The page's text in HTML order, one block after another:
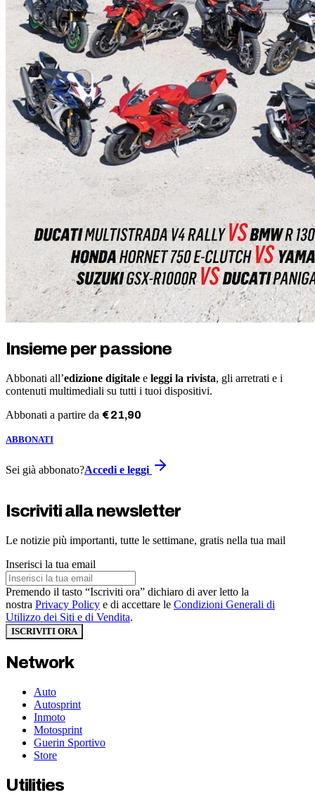
Insieme per passione
Abbonati all’edizione digitale e leggi la rivista, gli arretrati e i
contenuti multimediali su tutti i tuoi dispositivi.
Abbonati a partire da €21,90
ABBONATI
Sei già abbonato?Accedi e leggi
Iscriviti alla newsletter
Le notizie più importanti, tutte le settimane, gratis nella tua mail
Inserisci la tua email
Premendo il tasto “Iscriviti ora” dichiaro di aver letto la
nostra Privacy Policy e di accettare le Condizioni Generali di
Utilizzo dei Siti e di Vendita.
ISCRIVITI ORA
Network
Auto
Autosprint
Inmoto
Motosprint
Guerin Sportivo
Store
Utilities